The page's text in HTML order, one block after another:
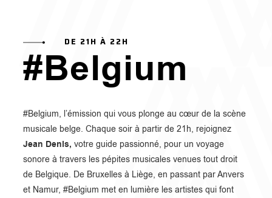
DE 21H À 22H
#Belgium
#Belgium, l’émission qui vous plonge au cœur de la scène
musicale belge. Chaque soir à partir de 21h, rejoignez
Jean Denis, votre guide passionné, pour un voyage
sonore à travers les pépites musicales venues tout droit
de Belgique. De Bruxelles à Liège, en passant par Anvers
et Namur, #Belgium met en lumière les artistes qui font